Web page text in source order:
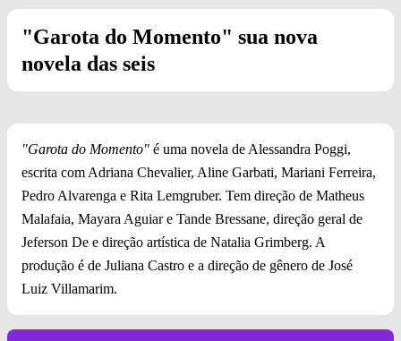
"Garota do Momento" sua nova
novela das seis
"Garota do Momento" é uma novela de Alessandra Poggi,
escrita com Adriana Chevalier, Aline Garbati, Mariani Ferreira,
Pedro Alvarenga e Rita Lemgruber. Tem direção de Matheus
Malafaia, Mayara Aguiar e Tande Bressane, direção geral de
Jeferson De e direção artística de Natalia Grimberg. A
produção é de Juliana Castro e a direção de gênero de José
Luiz Villamarim.